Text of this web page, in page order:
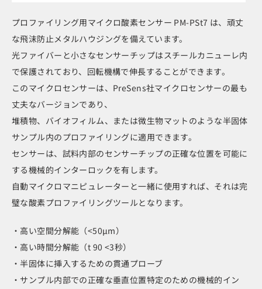
プロファイリング用マイクロ酸素センサー PM-PSt7 は、頑丈
な飛沫防止メタルハウジングを備えています。
光ファイバーと小さなセンサーチップはスチールカニューレ内
で保護されており、回転機構で伸長することができます。
このマイクロセンサーは、PreSens社マイクロセンサーの最も
丈夫なバージョンであり、
堆積物、バイオフィルム、または微生物マットのような半固体
サンプル内のプロファイリングに適用できます。
センサーは、試料内部のセンサーチップの正確な位置を可能に
する機械的インターロックを有します。
自動マイクロマニピュレーターと一緒に使用すれば、それは完
璧な酸素プロファイリングツールとなります。
・高い空間分解能（<50μm）
・高い時間分解能（t 90 <3秒）
・半固体に挿入するための貫通プローブ
・サンプル内部での正確な垂直位置特定のための機械的イン